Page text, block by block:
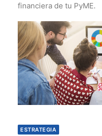
financiera de tu PyME.
ESTRATEGIA